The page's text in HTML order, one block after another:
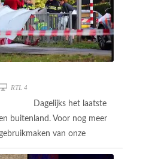
RTL 4
Dagelijks het laatste
buitenland. Voor nog meer
van onze